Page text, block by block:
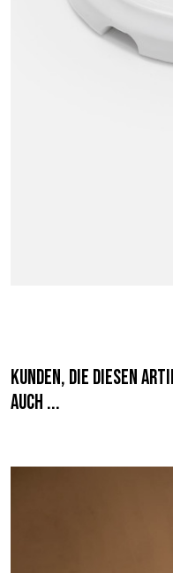
Kunden, die diesen
auch ...